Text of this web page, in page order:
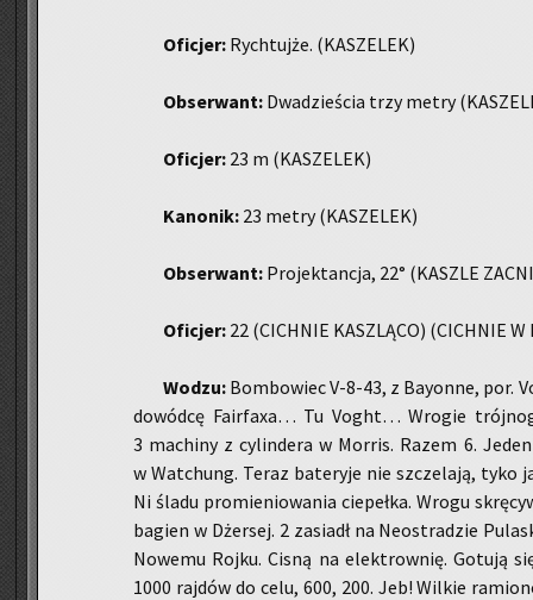
Ofi­cjer: Rych­tuj­że. (KA­SZE­LEK)
Ob­ser­want: Dwa­dzie­ścia trzy metry
Ofi­cjer: 23 m (KA­SZE­LEK)
Ka­no­nik: 23 metry (KA­SZE­LEK)
Ob­ser­want: Pro­jek­tan­cja, 22° (KASZ­LE
Ofi­cjer: 22 (CICH­NIE KASZ­LĄ­CO) (CICH­NIE
Wodzu: Bom­bo­wiec V-8-43, z Bay­on­ne, por.
do­wód­cę Fa­ir­fa­xa… Tu Voght… Wro­gie
3 ma­chi­ny z cy­lin­de­ra w Mor­ris. Razem 6.
w Wat­chung. Teraz ba­te­ry­je nie szcze­la­ją, tyko
Ni śladu pro­mie­nio­wa­nia cie­peł­ka. Wrogu
ba­gien w Dżer­sej. 2 za­siadł na Neo­stra­dzie
No­we­mu Rojku. Cisną na elek­trow­nię. Go­tu­ją
1000 raj­dów do celu, 600, 200. Jeb! Wil­kie